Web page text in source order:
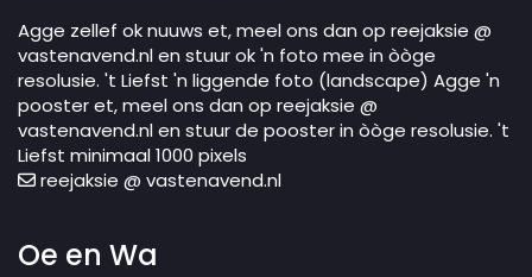
Agge zellef ok nuuws et, meel ons dan op reejaksie @
vastenavend.nl en stuur ok 'n foto mee in òòge
resolusie. 't Liefst 'n liggende foto (landscape) Agge 'n
pooster et, meel ons dan op reejaksie @
vastenavend.nl en stuur de pooster in òòge resolusie. 't
Liefst minimaal 1000 pixels
reejaksie @ vastenavend.nl
Oe en Wa